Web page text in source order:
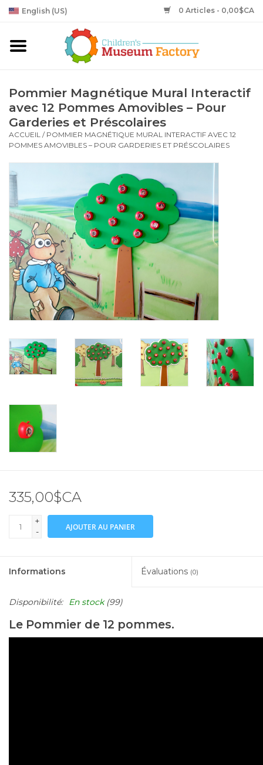
English (US) 0 Articles - 0,00$CA
Pommier Magnétique Mural Interactif
avec 12 Pommes Amovibles – Pour
Garderies et Préscolaires
ACCUEIL / POMMIER MAGNÉTIQUE MURAL INTERACTIF AVEC 12
POMMES AMOVIBLES – POUR GARDERIES ET PRÉSCOLAIRES
335,00$CA
+
-
AJOUTER AU PANIER
Informations Évaluations (0)
Disponibilité: En stock(99)
Le Pommier de 12 pommes.